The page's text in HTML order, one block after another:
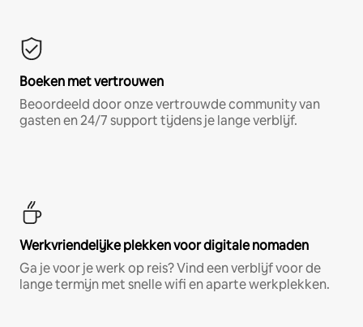
Boeken met vertrouwen
Beoordeeld door onze vertrouwde community van
gasten en 24/7 support tijdens je lange verblijf.
Werkvriendelijke plekken voor digitale nomaden
Ga je voor je werk op reis? Vind een verblijf voor de
lange termijn met snelle wifi en aparte werkplekken.